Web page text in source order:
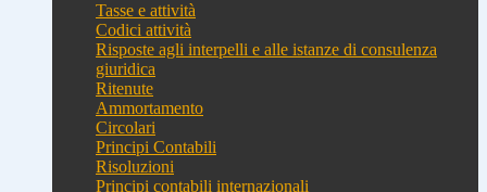
Tasse e attività
Codici attività
Risposte agli interpelli e alle istanze di consulenza
giuridica
Ritenute
Ammortamento
Circolari
Principi Contabili
Risoluzioni
Principi contabili internazionali